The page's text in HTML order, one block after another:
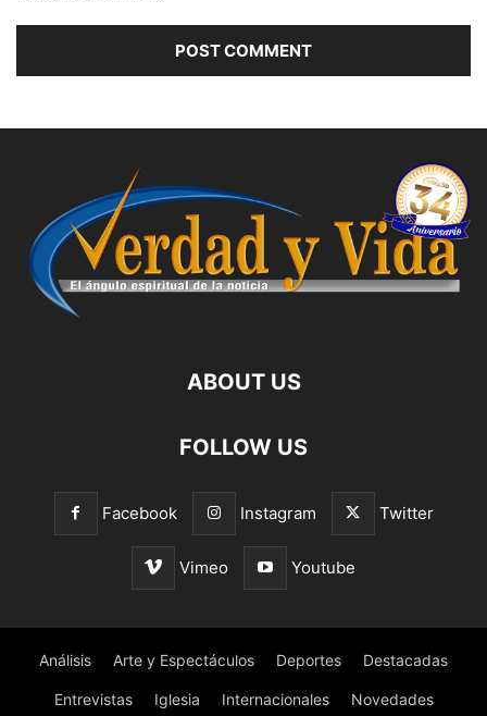
ABOUT US
FOLLOW US
Facebook Instagram Twitter
Vimeo Youtube
Análisis Arte y Espectáculos Deportes Destacadas
Entrevistas Iglesia Internacionales Novedades